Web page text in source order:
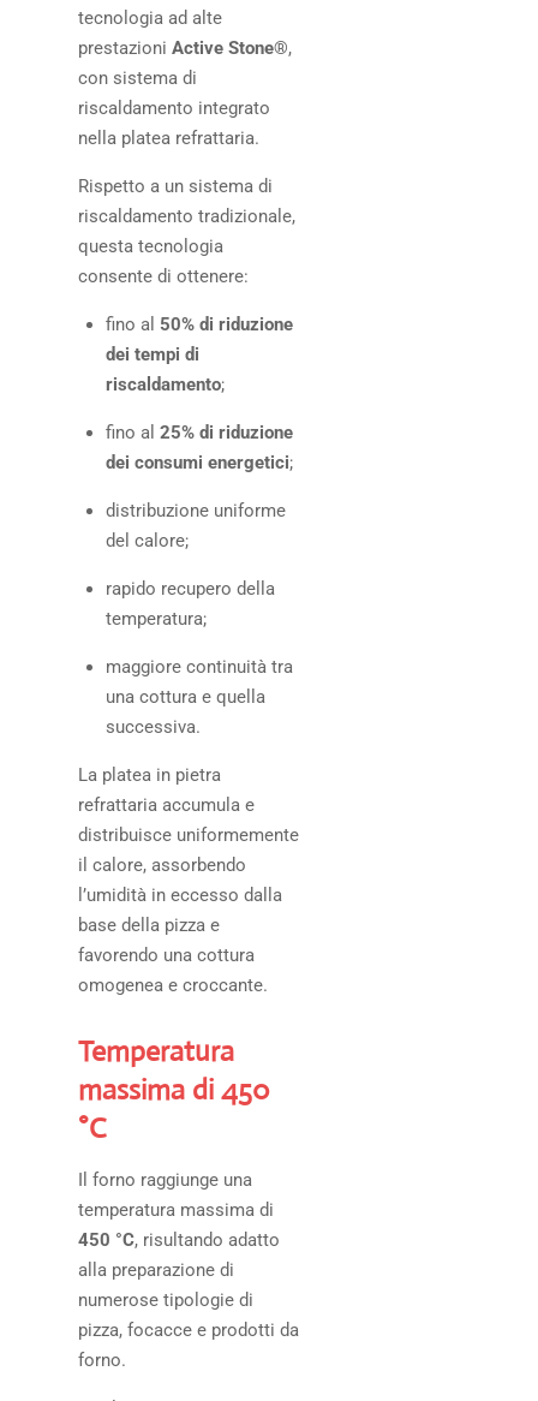
tecnologia ad alte
prestazioni Active Stone®,
con sistema di
riscaldamento integrato
nella platea refrattaria.
Rispetto a un sistema di
riscaldamento tradizionale,
questa tecnologia
consente di ottenere:
fino al 50% di riduzione
dei tempi di
riscaldamento;
fino al 25% di riduzione
dei consumi energetici;
distribuzione uniforme
del calore;
rapido recupero della
temperatura;
maggiore continuità tra
una cottura e quella
successiva.
La platea in pietra
refrattaria accumula e
distribuisce uniformemente
il calore, assorbendo
l’umidità in eccesso dalla
base della pizza e
favorendo una cottura
omogenea e croccante.
Temperatura
massima di 450
°C
Il forno raggiunge una
temperatura massima di
450 °C, risultando adatto
alla preparazione di
numerose tipologie di
pizza, focacce e prodotti da
forno.